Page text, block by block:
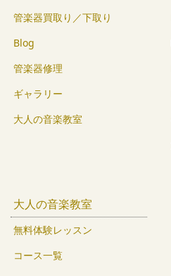
管楽器買取り／下取り
Blog
管楽器修理
ギャラリー
大人の音楽教室
大人の音楽教室
無料体験レッスン
コース一覧